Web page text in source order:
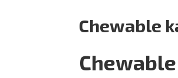
Chewable